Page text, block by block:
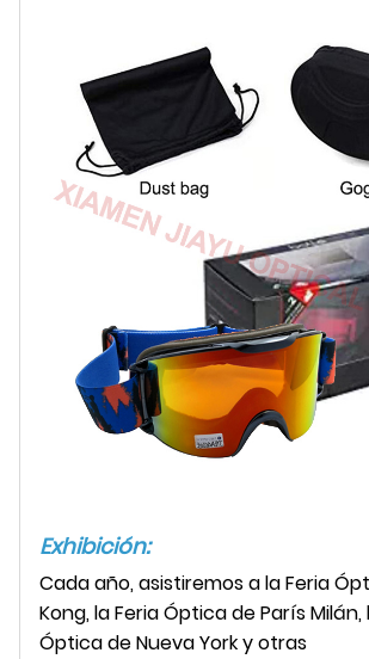
Exhibición:
Cada año, asistiremos a la Feria
Kong, la Feria Óptica de París Milán,
Óptica de Nueva York y otras